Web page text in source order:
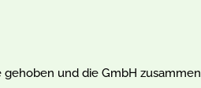
und die GmbH zusammen